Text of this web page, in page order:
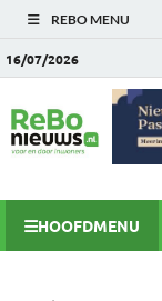
REBO MENU
16/07/2026
HOOFDMENU